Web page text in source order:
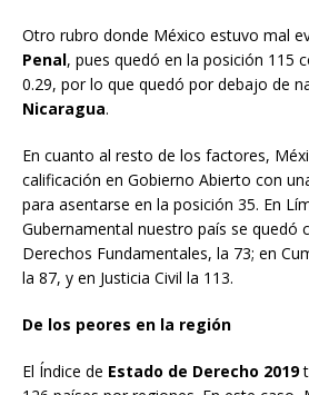
Otro rubro donde México estuvo mal
Penal, pues quedó en la posición 115
0.29, por lo que quedó por debajo de
Nicaragua.
En cuanto al resto de los factores,
calificación en Gobierno Abierto con
para asentarse en la posición 35. En
Gubernamental nuestro país se quedó
Derechos Fundamentales, la 73; en
la 87, y en Justicia Civil la 113.
De los peores en la región
El Índice de Estado de Derecho 2019